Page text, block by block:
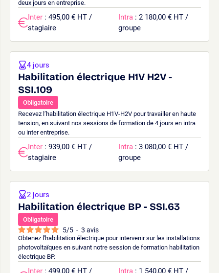
deux jours en entreprise.
Inter : 495,00 € HT /
stagiaire
Intra : 2 180,00 € HT /
groupe
Habilitation électrique H1V H2V -
SSI.109
Obligatoire
Recevez l’habilitation électrique H1V-H2V pour travailler en haute
tension, en suivant nos sessions de formation de 4 jours en intra
ou inter entreprise.
4 jours
Inter : 939,00 € HT /
stagiaire
Intra : 3 080,00 € HT /
groupe
Habilitation électrique BP - SSI.63
Obligatoire
5/5 - 3 avis
Obtenez l'habilitation électrique pour intervenir sur les installations
photovoltaïques en suivant notre session de formation habilitation
électrique BP.
2 jours
Inter : 499,00 € HT /
Intra : 1 540,00 € HT /